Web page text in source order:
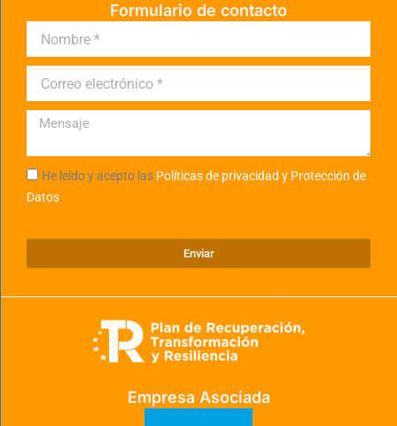
Formulario de contacto
He leído y acepto las Políticas de privacidad y Protección de
Datos.
Enviar
Empresa Asociada